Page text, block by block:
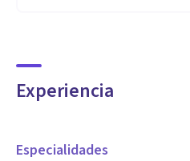
Experiencia
Especialidades